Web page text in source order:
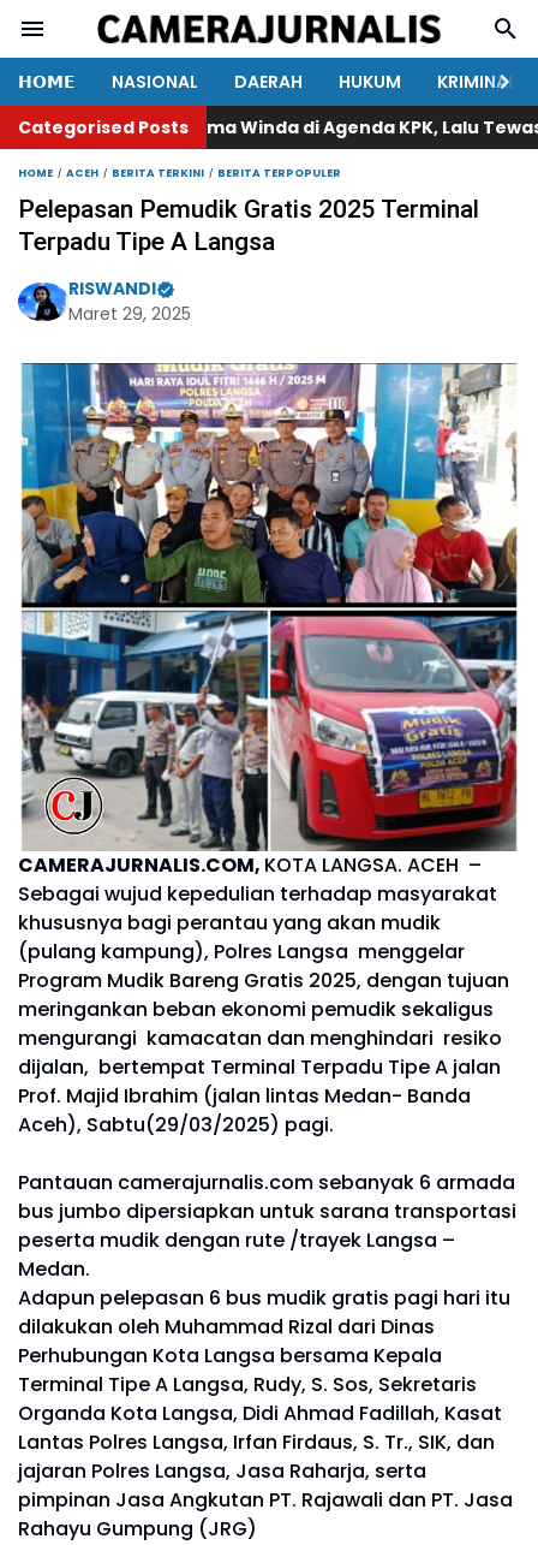
𝗛𝗢𝗠𝗘 NASIONAL DAERAH HUKUM
KRIMINAL
Categorised PostsNama Winda di Agenda KPK, Lalu Tewas
HOME ACEH BERITA TERKINI BERITA TERPOPULER
Pelepasan Pemudik Gratis 2025 Terminal
Terpadu Tipe A Langsa
RISWANDI
Maret 29, 2025
CAMERAJURNALIS.COM, KOTA LANGSA. ACEH –
Sebagai wujud kepedulian terhadap masyarakat
khususnya bagi perantau yang akan mudik
(pulang kampung), Polres Langsa menggelar
Program Mudik Bareng Gratis 2025, dengan tujuan
meringankan beban ekonomi pemudik sekaligus
mengurangi kamacatan dan menghindari resiko
dijalan, bertempat Terminal Terpadu Tipe A jalan
Prof. Majid Ibrahim (jalan lintas Medan- Banda
Aceh), Sabtu(29/03/2025) pagi.
Pantauan camerajurnalis.com sebanyak 6 armada
bus jumbo dipersiapkan untuk sarana transportasi
peserta mudik dengan rute /trayek Langsa –
Medan.
Adapun pelepasan 6 bus mudik gratis pagi hari itu
dilakukan oleh Muhammad Rizal dari Dinas
Perhubungan Kota Langsa bersama Kepala
Terminal Tipe A Langsa, Rudy, S. Sos, Sekretaris
Organda Kota Langsa, Didi Ahmad Fadillah, Kasat
Lantas Polres Langsa, Irfan Firdaus, S. Tr., SIK, dan
jajaran Polres Langsa, Jasa Raharja, serta
pimpinan Jasa Angkutan PT. Rajawali dan PT. Jasa
Rahayu Gumpung (JRG)